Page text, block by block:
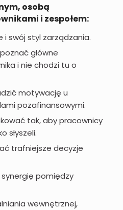
osobą
i zespołem:
i swój styl zarządzania.
główne
i nie chodzi tu o
motywację u
pozafinansowymi.
tak, aby pracownicy
słyszeli.
trafniejsze decyzje
synergię pomiędzy
wewnętrznej,